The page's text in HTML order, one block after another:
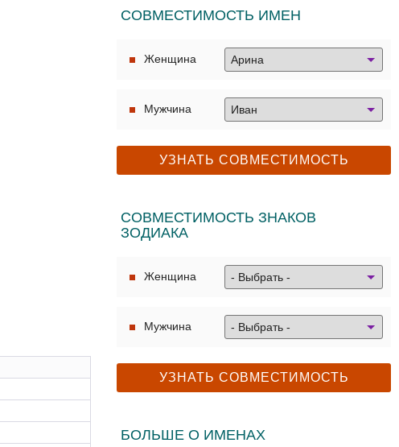
СОВМЕСТИМОСТЬ ИМЕН
Женщина
Мужчина
СОВМЕСТИМОСТЬ ЗНАКОВ
ЗОДИАКА
Женщина
Мужчина
БОЛЬШЕ О ИМЕНАХ